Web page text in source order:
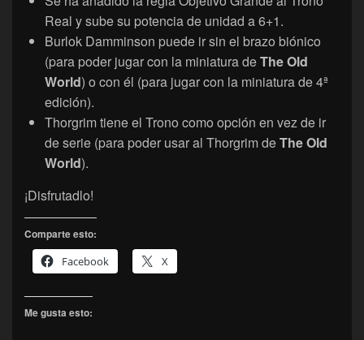
Real y sube su potencia de unidad a 6+1.
Burlok Damminson puede ir sin el brazo biónico
(para poder jugar con la miniatura deThe Old
World) o con él (para jugar con la miniatura de 4ª
edición).
Thorgrim tiene el Trono como opción en vez de ir
de serie (para poder usar al Thorgrim deThe Old
World).
¡Disfrutadlo!
Comparte esto:
Facebook
X
Me gusta esto: